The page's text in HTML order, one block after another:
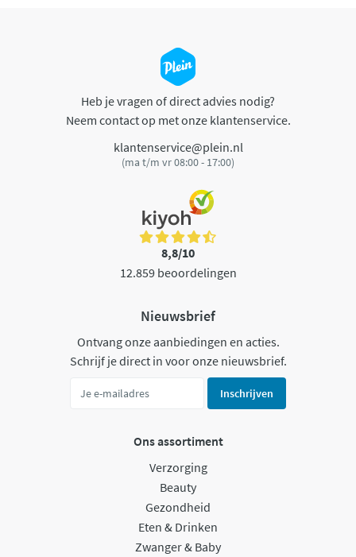
Heb je vragen of direct advies nodig?
Neem contact op met onze klantenservice.
klantenservice@plein.nl
(ma t/m vr 08:00 - 17:00)
8,8/10
12.859 beoordelingen
Nieuwsbrief
Ontvang onze aanbiedingen en acties.
Schrijf je direct in voor onze nieuwsbrief.
Inschrijven
Ons assortiment
Verzorging
Beauty
Gezondheid
Eten & Drinken
Zwanger & Baby